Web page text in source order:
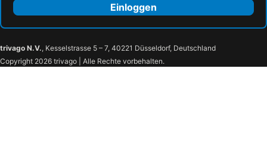
Einloggen
trivago N.V., Kesselstrasse 5 – 7, 40221 Düsseldorf, Deutschland
Copyright 2026 trivago | Alle Rechte vorbehalten.